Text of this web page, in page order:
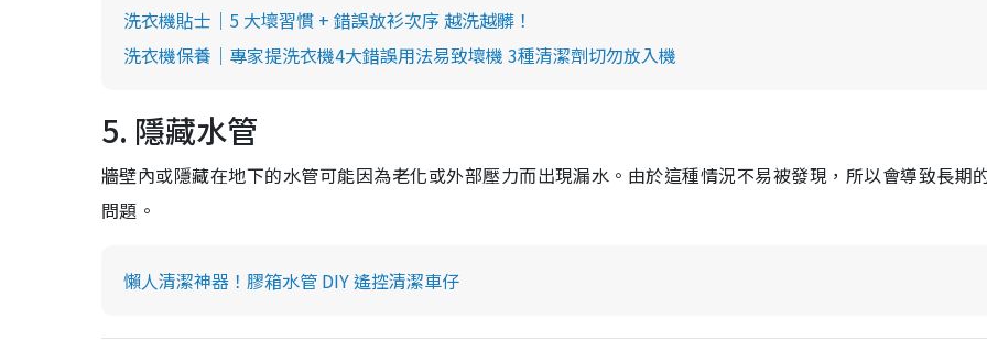
洗衣機貼士｜5 大壞習慣 + 錯誤放衫次序 越洗越髒！
洗衣機保養｜專家提洗衣機4大錯誤用法易致壞機 3種清潔劑切勿放入機
5. 隱藏水管
牆壁內或隱藏在地下的水管可能因為老化或外部壓力而出現漏水。由於這種情況不易被發現，所以會導致長期
問題。
懶人清潔神器！膠箱水管 DIY 遙控清潔車仔